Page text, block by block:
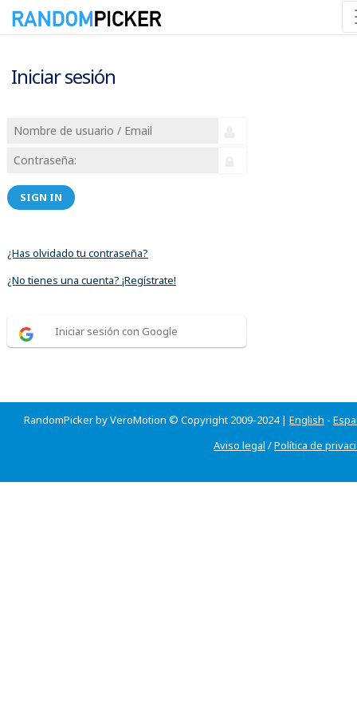
Iniciar sesión
SIGN IN
¿Has olvidado tu contraseña?
¿No tienes una cuenta? ¡Regístrate!
Iniciar sesión con Google
RandomPicker by VeroMotion © Copyright 2009-2024 | English -
Aviso legal /Política de